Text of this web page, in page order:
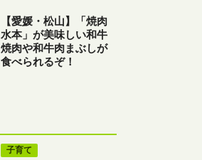
【愛媛・松山】「焼肉
水本」が美味しい和牛
焼肉や和牛肉まぶしが
食べられるぞ！
子育て